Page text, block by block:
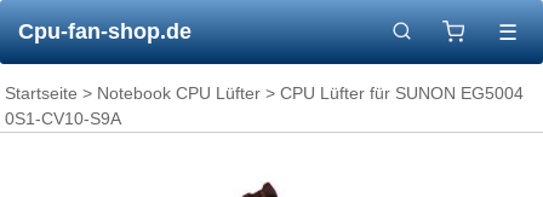
Cpu-fan-shop.de ☰
Startseite > Notebook CPU Lüfter > CPU Lüfter für SUNON EG5004
0S1-CV10-S9A